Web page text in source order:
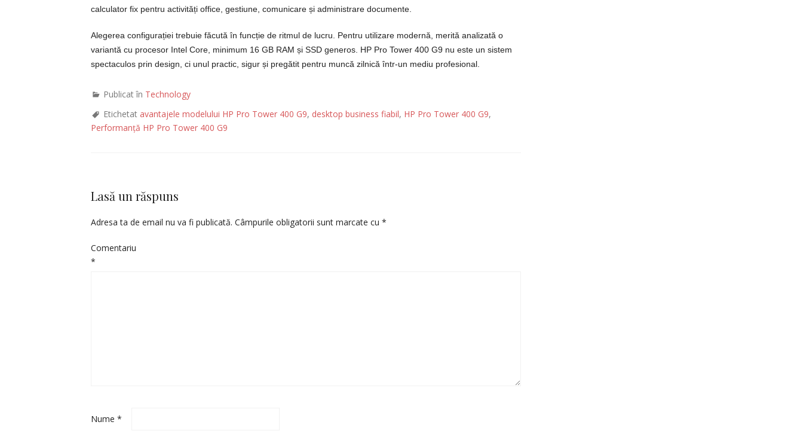
calculator fix pentru activități office, gestiune, comunicare și administrare documente.
Alegerea configurației trebuie făcută în funcție de ritmul de lucru. Pentru utilizare modernă, merită analizată o
variantă cu procesor Intel Core, minimum 16 GB RAM și SSD generos. HP Pro Tower 400 G9 nu este un sistem
spectaculos prin design, ci unul practic, sigur și pregătit pentru muncă zilnică într-un mediu profesional.
Publicat în Technology
Etichetat avantajele modelului HP Pro Tower 400 G9, desktop business fiabil, HP Pro Tower 400 G9,
Performanță HP Pro Tower 400 G9
Lasă un răspuns
Adresa ta de email nu va fi publicată. Câmpurile obligatorii sunt marcate cu *
Comentariu
*
Nume *